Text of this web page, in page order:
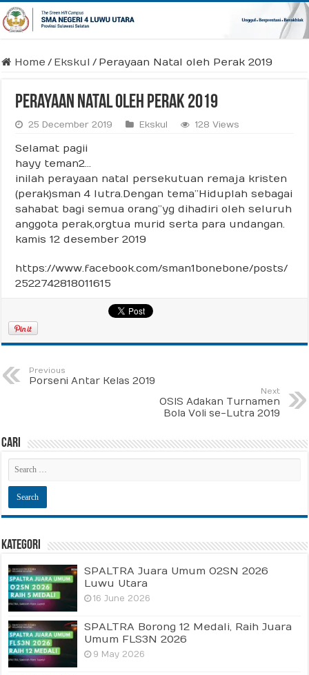
Home / Ekskul / Perayaan Natal oleh Perak 2019
Perayaan Natal oleh Perak 2019
25 December 2019 Ekskul 128 Views
Selamat pagii
hayy teman2…
inilah perayaan natal persekutuan remaja kristen
(perak)sman 4 lutra.Dengan tema”Hiduplah sebagai
sahabat bagi semua orang”yg dihadiri oleh seluruh
anggota perak,orgtua murid serta para undangan.
kamis 12 desember 2019
https://www.facebook.com/sman1bonebone/posts/
2522742818011615
Previous
Porseni Antar Kelas 2019
Next
OSIS Adakan Turnamen
Bola Voli se-Lutra 2019
Cari
Kategori
SPALTRA Juara Umum O2SN 2026
Luwu Utara
16 June 2026
SPALTRA Borong 12 Medali, Raih Juara
Umum FLS3N 2026
9 May 2026